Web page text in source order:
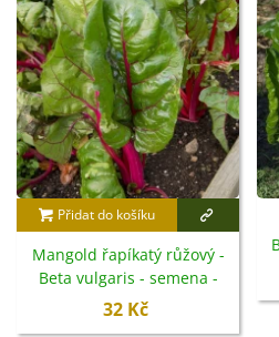
Přidat do košíku
Mangold řapíkatý růžový -
Beta vulgaris - semena -
50 ks
32 Kč